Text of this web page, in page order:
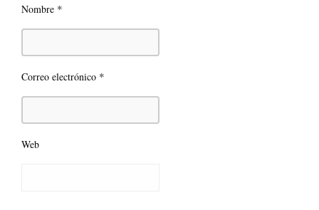
Nombre *
Correo electrónico *
Web